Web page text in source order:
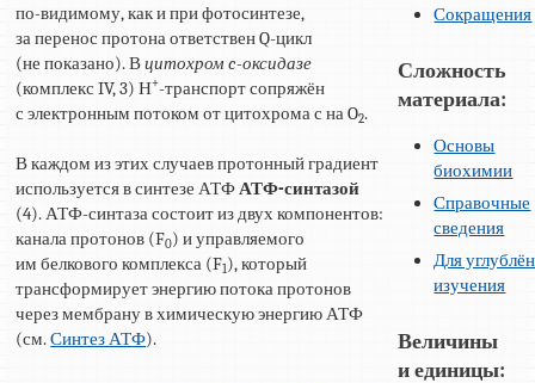
по-видимому, как и при фотосинтезе,
за перенос протона ответствен Q-цикл
(не показано). Вцитохром c-оксидазе
(комплекс IV, 3) Н+-транспорт сопряжён
с электронным потоком от цитохрома с на O2.
В каждом из этих случаев протонный градиент
используется в синтезе АТФАТФ-синтазой
(4). АТФ-синтаза состоит из двух компонентов:
канала протонов (F0) и управляемого
им белкового комплекса (F1), который
трансформирует энергию потока протонов
через мембрану в химическую энергию АТФ
(см.Синтез АТФ).
Сокращения
Сложность
материала:
Основы
биохимии
Справочные
сведения
Для
изучения
Величины
и единицы: